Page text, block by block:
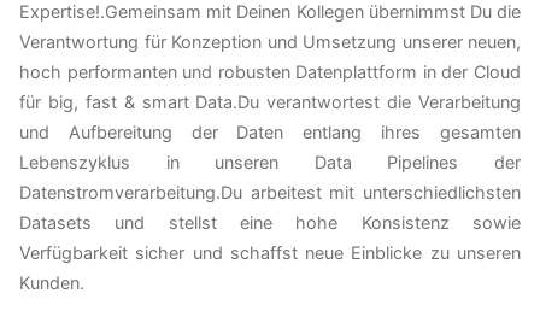
Expertise!.Gemeinsam mit Deinen Kollegen übernimmst Du die
Verantwortung für Konzeption und Umsetzung unserer neuen,
hoch performanten und robusten Datenplattform in der Cloud
für big, fast & smart Data.Du verantwortest die Verarbeitung
und Aufbereitung der Daten entlang ihres gesamten
Lebenszyklus in unseren Data Pipelines der
Datenstromverarbeitung.Du arbeitest mit unterschiedlichsten
Datasets und stellst eine hohe Konsistenz sowie
Verfügbarkeit sicher und schaffst neue Einblicke zu unseren
Kunden.